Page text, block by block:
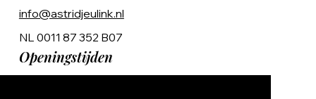
info@astridjeulink.nl
NL 0011 87 352 B07
Openingstijden